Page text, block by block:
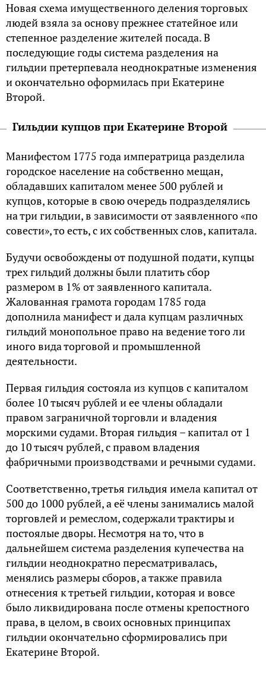
Новая схема имущественного деления торговых
людей взяла за основу прежнее статейное или
степенное разделение жителей посада. В
последующие годы система разделения на
гильдии претерпевала неоднократные изменения
и окончательно оформилась при Екатерине
Второй.
Гильдии купцов при Екатерине Второй
Манифестом 1775 года императрица разделила
городское население на собственно мещан,
обладавших капиталом менее 500 рублей и
купцов, которые в свою очередь подразделялись
на три гильдии, в зависимости от заявленного «по
совести», то есть, с их собственных слов, капитала.
Будучи освобождены от подушной подати, купцы
трех гильдий должны были платить сбор
размером в 1% от заявленного капитала.
Жалованная грамота городам 1785 года
дополнила манифест и дала купцам различных
гильдий монопольное право на ведение того ли
иного вида торговой и промышленной
деятельности.
Первая гильдия состояла из купцов с капиталом
более 10 тысяч рублей и ее члены обладали
правом заграничной торговли и владения
морскими судами. Вторая гильдия – капитал от 1
до 10 тысяч рублей, с правом владения
фабричными производствами и речными судами.
Соответственно, третья гильдия имела капитал от
500 до 1000 рублей, а её члены занимались малой
торговлей и ремеслом, содержали трактиры и
постоялые дворы. Несмотря на то, что в
дальнейшем система разделения купечества на
гильдии неоднократно пересматривалась,
менялись размеры сборов, а также правила
отнесения к третьей гильдии, которая и вовсе
было ликвидирована после отмены крепостного
права, в целом, в своих основных принципах
гильдии окончательно сформировались при
Екатерине Второй.